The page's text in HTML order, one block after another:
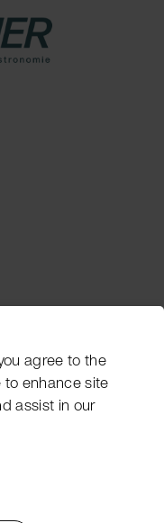
agree to the
enhance site
assist in our